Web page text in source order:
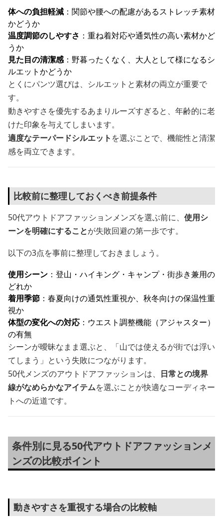
体への負担軽減 ：関節や腰への配慮があるストレッチ素材
かどうか
温度調節のしやすさ ：重ね着対応や通気性の高い素材かど
うか
見た目の清潔感：野暮ったくなく、大人として様になるシ
ルエットかどうか
とくにパンツ選びは、シルエットと素材の両立が重要で
す。
動きやすさを優先するあまりルーズすぎると、年齢的に老
けた印象を与えてしまいます。
適度なテーパードシルエット を選ぶことで、機能性と清潔
感を両立できます。
比較前に整理しておくべき前提条件
50代アウトドアファッションメンズを選ぶ前に、 使用シ
ーンを明確にすることが失敗回避の第一歩です。
以下の3点を事前に整理しておきましょう。
使用シーン ：登山・ハイキング・キャンプ・街歩き兼用の
どれか
着用季節 ：春夏向けの通気性重視か、秋冬向けの保温性重
視か
体型の変化への対応 ：ウエスト調整機能（アジャスター）
の有無
シーンが曖昧なまま選ぶと、「山では使えるが街では浮い
てしまう」という失敗につながります。
50代メンズのアウトドアファッションは、 日常との境界
線がなめらかなアイテムを選ぶことが快適なコーディネー
トへの近道です。
条件別に見る50代アウトドアファッションメ
ンズの比較ポイント
動きやすさを重視する場合の比較軸